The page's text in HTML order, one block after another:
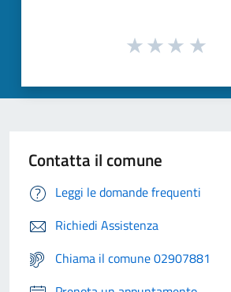
Contatta il comune
Leggi le domande frequenti
Richiedi Assistenza
Chiama il comune 02907881